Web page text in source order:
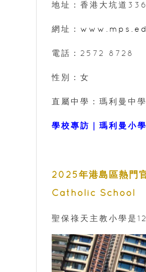
地址：香港大坑道
網址：
電話：2572 8728
性別：女
直屬中學：瑪利曼中學
學校專訪｜瑪利曼小
2025年港島區熱門
Catholic School
聖保祿天主教小學是